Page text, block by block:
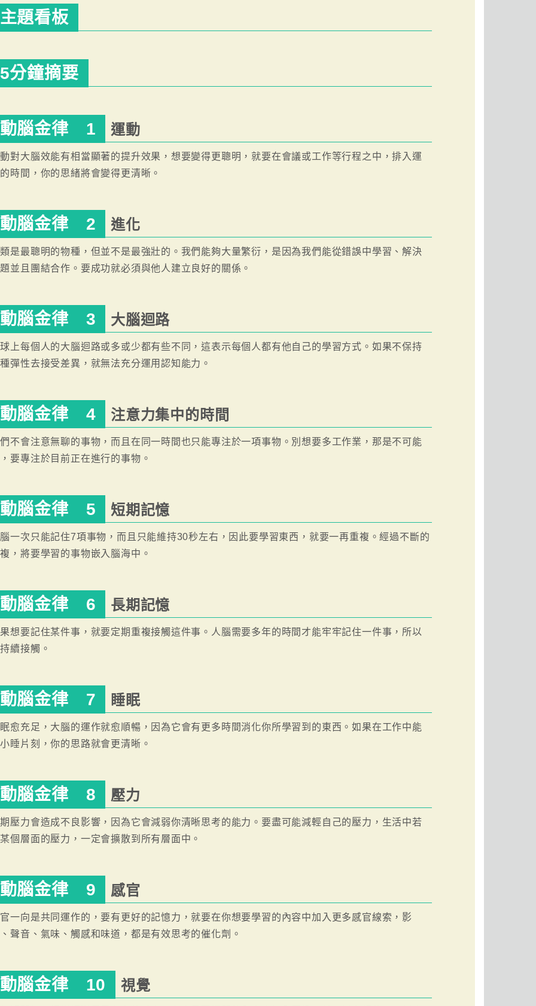
主題看板
5分鐘摘要
動腦金律 1 運動
對大腦效能有相當顯著的提升效果，想要變得更聰明，就要在會議或工作等行程之中，排入運
時間，你的思緒將會變得更清晰。
動腦金律 2 進化
是最聰明的物種，但並不是最強壯的。我們能夠大量繁衍，是因為我們能從錯誤中學習、解決
並且團結合作。要成功就必須與他人建立良好的關係。
動腦金律 3 大腦迴路
上每個人的大腦迴路或多或少都有些不同，這表示每個人都有他自己的學習方式。如果不保持
彈性去接受差異，就無法充分運用認知能力。
動腦金律 4 注意力集中的時間
不會注意無聊的事物，而且在同一時間也只能專注於一項事物。別想要多工作業，那是不可能
要專注於目前正在進行的事物。
動腦金律 5 短期記憶
一次只能記住7項事物，而且只能維持30秒左右，因此要學習東西，就要一再重複。經過不斷的
，將要學習的事物嵌入腦海中。
動腦金律 6 長期記憶
想要記住某件事，就要定期重複接觸這件事。人腦需要多年的時間才能牢牢記住一件事，所以
續接觸。
動腦金律 7 睡眠
愈充足，大腦的運作就愈順暢，因為它會有更多時間消化你所學習到的東西。如果在工作中能
睡片刻，你的思路就會更清晰。
動腦金律 8 壓力
壓力會造成不良影響，因為它會減弱你清晰思考的能力。要盡可能減輕自己的壓力，生活中若
個層面的壓力，一定會擴散到所有層面中。
動腦金律 9 感官
一向是共同運作的，要有更好的記憶力，就要在你想要學習的內容中加入更多感官線索，影
聲音、氣味、觸感和味道，都是有效思考的催化劑。
動腦金律 10 視覺